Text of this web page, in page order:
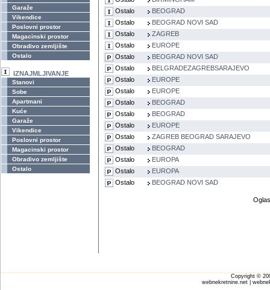
Garaže
Vikendice
Poslovni prostor
Magacinski prostor
Obradivo zemljište
Ostalo
IZNAJMLJIVANJE
Stanovi
Sobe
Apartmani
Kuće
Garaže
Vikendice
Poslovni prostor
Magacinski prostor
Obradivo zemljište
Ostalo
Ostalo
BEOGRAD
Ostalo
BEOGRAD NOVI SAD
Ostalo
ZAGREB
Ostalo
EUROPE
Ostalo
BEOGRAD NOVI SAD
Ostalo
BELGRADEZAGREBSARAJEVO
Ostalo
EUROPE
Ostalo
EUROPE
Ostalo
BEOGRAD
Ostalo
BEOGRAD
Ostalo
EUROPE
Ostalo
ZAGREB BEOGRAD SARAJEVO
Ostalo
BEOGRAD
Ostalo
EUROPA
Ostalo
EUROPA
Ostalo
BEOGRAD NOVI SAD
Copyright ©
webnekretnine.net |